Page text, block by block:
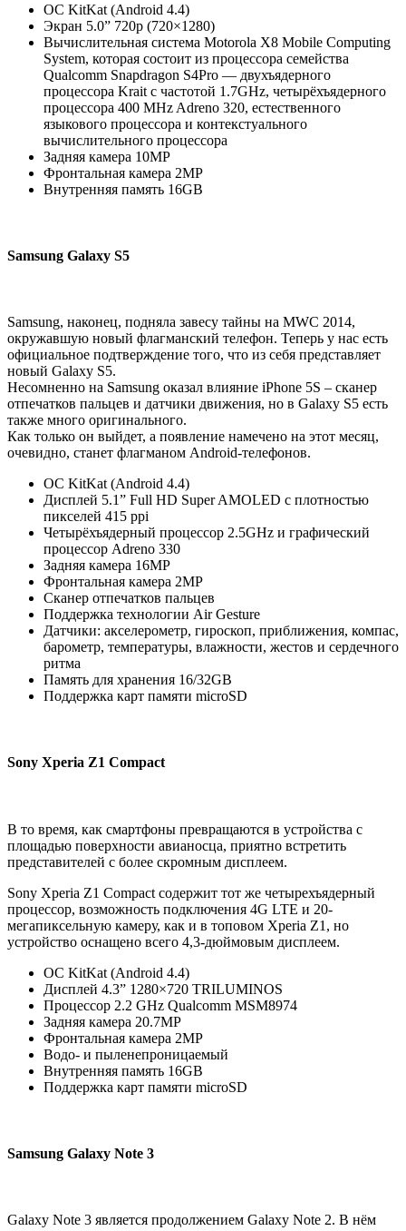
ОС KitKat (Android 4.4)
Экран 5.0” 720p (720×1280)
Вычислительная система Motorola X8 Mobile Computing
System, которая состоит из процессора семейства
Qualcomm Snapdragon S4Pro — двухъядерного
процессора Krait с частотой 1.7GHz, четырёхъядерного
процессора 400 MHz Adreno 320, естественного
языкового процессора и контекстуального
вычислительного процессора
Задняя камера 10MP
Фронтальная камера 2MP
Внутренняя память 16GB
Samsung Galaxy S5
Samsung, наконец, подняла завесу тайны на MWC 2014,
окружавшую новый флагманский телефон. Теперь у нас есть
официальное подтверждение того, что из себя представляет
новый Galaxy S5.
Несомненно на Samsung оказал влияние iPhone 5S – сканер
отпечатков пальцев и датчики движения, но в Galaxy S5 есть
также много оригинального.
Как только он выйдет, а появление намечено на этот месяц,
очевидно, станет флагманом Android-телефонов.
ОС KitKat (Android 4.4)
Дисплей 5.1” Full HD Super AMOLED с плотностью
пикселей 415 ppi
Четырёхъядерный процессор 2.5GHz и графический
процессор Adreno 330
Задняя камера 16MP
Фронтальная камера 2MP
Сканер отпечатков пальцев
Поддержка технологии Air Gesture
Датчики: акселерометр, гироскоп, приближения, компас,
барометр, температуры, влажности, жестов и сердечного
ритма
Память для хранения 16/32GB
Поддержка карт памяти microSD
Sony Xperia Z1 Compact
В то время, как смартфоны превращаются в устройства с
площадью поверхности авианосца, приятно встретить
представителей с более скромным дисплеем.
Sony Xperia Z1 Compact содержит тот же четырехъядерный
процессор, возможность подключения 4G LTE и 20-
мегапиксельную камеру, как и в топовом Xperia Z1, но
устройство оснащено всего 4,3-дюймовым дисплеем.
ОС KitKat (Android 4.4)
Дисплей 4.3” 1280×720 TRILUMINOS
Процессор 2.2 GHz Qualcomm MSM8974
Задняя камера 20.7MP
Фронтальная камера 2MP
Водо- и пыленепроницаемый
Внутренняя память 16GB
Поддержка карт памяти microSD
Samsung Galaxy Note 3
Galaxy Note 3 является продолжением Galaxy Note 2. В нём